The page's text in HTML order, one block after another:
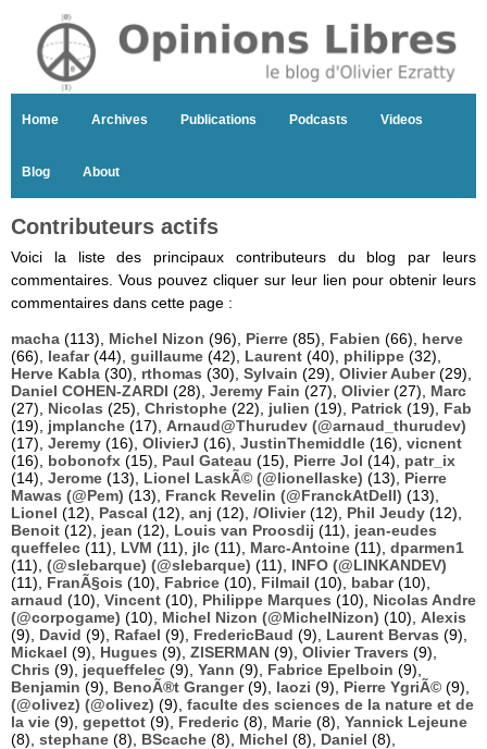
Home Archives Publications Podcasts Videos
Blog About
Contributeurs actifs
Voici la liste des principaux contributeurs du blog par leurs
commentaires. Vous pouvez cliquer sur leur lien pour obtenir leurs
commentaires dans cette page :
macha (113), Michel Nizon (96), Pierre (85), Fabien (66), herve
(66), leafar(44), guillaume (42), Laurent (40), philippe (32),
Herve Kabla (30), rthomas (30), Sylvain (29), Olivier Auber(29),
Daniel COHEN-ZARDI (28), Jeremy Fain (27), Olivier(27), Marc
(27), Nicolas (25), Christophe (22), julien (19), Patrick (19), Fab
(19), jmplanche (17), Arnaud@Thurudev (@arnaud_thurudev)
(17), Jeremy (16), OlivierJ (16), JustinThemiddle (16), vicnent
(16), bobonofx (15), Paul Gateau (15), Pierre Jol (14), patr_ix
(14), Jerome (13), Lionel LaskÃ© (@lionellaske) (13), Pierre
Mawas (@Pem) (13), Franck Revelin (@FranckAtDell) (13),
Lionel (12), Pascal (12), anj (12), /Olivier(12), Phil Jeudy (12),
Benoit (12), jean (12), Louis van Proosdij (11), jean-eudes
queffelec (11), LVM (11), jlc (11), Marc-Antoine (11), dparmen1
(11), (@slebarque) (@slebarque) (11), INFO (@LINKANDEV)
(11), FranÃ§ois (10), Fabrice (10), Filmail (10), babar(10),
arnaud (10), Vincent (10), Philippe Marques (10), Nicolas Andre
(@corpogame) (10), Michel Nizon (@MichelNizon) (10), Alexis
(9), David (9), Rafael (9), FredericBaud (9), Laurent Bervas (9),
Mickael (9), Hugues (9), ZISERMAN (9), Olivier Travers (9),
Chris (9), jequeffelec (9), Yann (9), Fabrice Epelboin (9),
Benjamin (9), BenoÃ®t Granger(9), laozi (9), Pierre YgriÃ© (9),
(@olivez) (@olivez) (9), faculte des sciences de la nature et de
la vie (9), gepettot (9), Frederic (8), Marie (8), Yannick Lejeune
(8), stephane (8), BScache (8), Michel (8), Daniel (8),